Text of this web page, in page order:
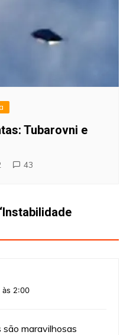
Tubarovni e
43
Instabilidade
2:00
maravilhosas